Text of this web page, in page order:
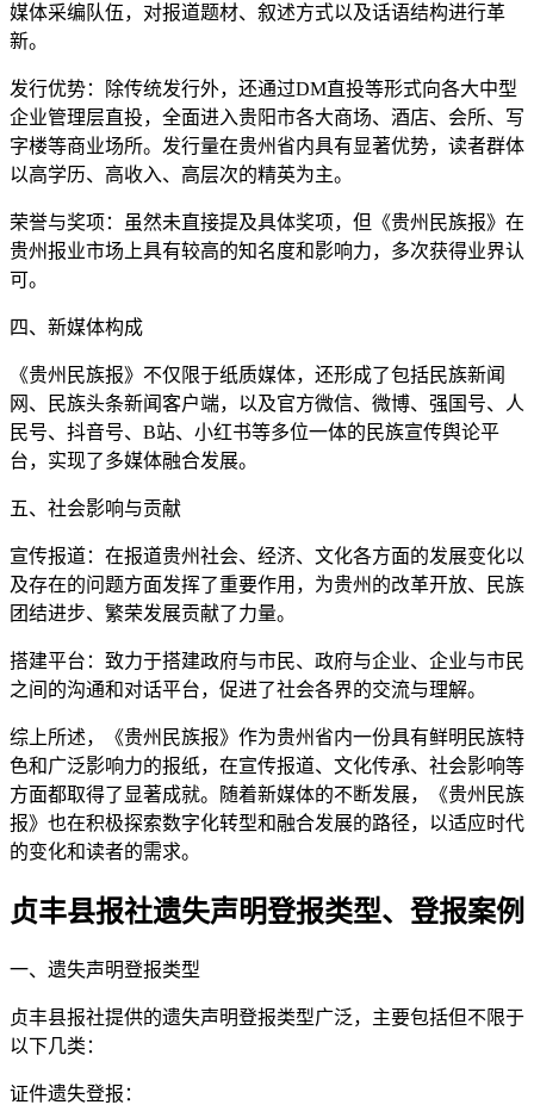
媒体采编队伍，对报道题材、叙述方式以及话语结构进行革
新。
发行优势：除传统发行外，还通过DM直投等形式向各大中型
企业管理层直投，全面进入贵阳市各大商场、酒店、会所、写
字楼等商业场所。发行量在贵州省内具有显著优势，读者群体
以高学历、高收入、高层次的精英为主。
荣誉与奖项：虽然未直接提及具体奖项，但《贵州民族报》在
贵州报业市场上具有较高的知名度和影响力，多次获得业界认
可。
四、新媒体构成
《贵州民族报》不仅限于纸质媒体，还形成了包括民族新闻
网、民族头条新闻客户端，以及官方微信、微博、强国号、人
民号、抖音号、B站、小红书等多位一体的民族宣传舆论平
台，实现了多媒体融合发展。
五、社会影响与贡献
宣传报道：在报道贵州社会、经济、文化各方面的发展变化以
及存在的问题方面发挥了重要作用，为贵州的改革开放、民族
团结进步、繁荣发展贡献了力量。
搭建平台：致力于搭建政府与市民、政府与企业、企业与市民
之间的沟通和对话平台，促进了社会各界的交流与理解。
综上所述，《贵州民族报》作为贵州省内一份具有鲜明民族特
色和广泛影响力的报纸，在宣传报道、文化传承、社会影响等
方面都取得了显著成就。随着新媒体的不断发展，《贵州民族
报》也在积极探索数字化转型和融合发展的路径，以适应时代
的变化和读者的需求。
贞丰县报社遗失声明登报类型、登报案例
一、遗失声明登报类型
贞丰县报社提供的遗失声明登报类型广泛，主要包括但不限于
以下几类：
证件遗失登报：